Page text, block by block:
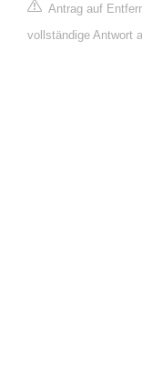
Antrag auf
vollständige Antwort